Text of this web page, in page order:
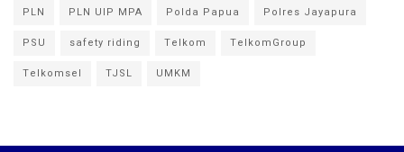
PLN
PLN UIP MPA Polda Papua
Polres Jayapura
PSU
safety riding Telkom
TelkomGroup
Telkomsel
TJSL UMKM